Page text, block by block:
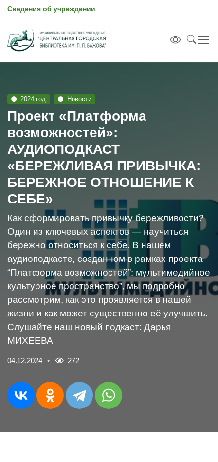
Сведения об учреждении
2024 год Новости
Проект «Платформа
возможностей»:
АУДИОПОДКАСТ
«БЕРЕЖЛИВАЯ ПРИВЫЧКА:
БЕРЕЖНОЕ ОТНОШЕНИЕ К
СЕБЕ»
Как сформировать привычку бережливости?
Один из ключевых аспектов — научиться
бережно относиться к себе. В нашем
аудиоподкасте, созданном в рамках проекта
“Платформа возможностей”: мультимедийное
культурное пространство”, мы подробно
рассмотрим, как это проявляется в нашей
жизни и как может существенно её улучшить.
Слушайте наш новый подкаст: Дарья
МИХЕЕВА
04.12.2024 272